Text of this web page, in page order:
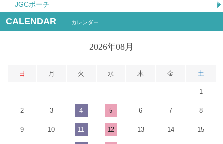
JGCポーチ
CALENDAR カレンダー
2026年08月
日 月 火 水 木 金 土
1
2 3 4 5 6 7 8
9 10 11 12 13 14 15